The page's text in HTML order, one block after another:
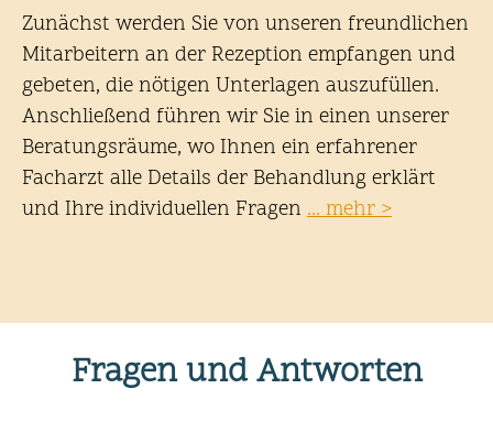
Zunächst werden Sie von unseren freundlichen
Mitarbeitern an der Rezeption empfangen und
gebeten, die nötigen Unterlagen auszufüllen.
Anschließend führen wir Sie in einen unserer
Beratungsräume, wo Ihnen ein erfahrener
Facharzt alle Details der Behandlung erklärt
und Ihre individuellen Fragen ... mehr
Fragen und Antworten